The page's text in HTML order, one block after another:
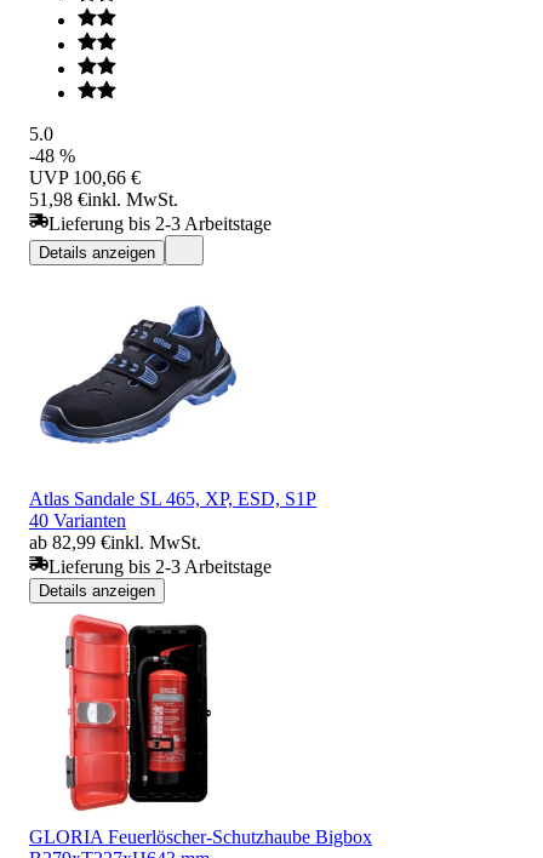
5.0
-48 %
UVP 100,66 €
51,98 €inkl. MwSt.
Lieferung bis 2-3 Arbeitstage
Details anzeigen
Atlas Sandale SL 465, XP, ESD, S1P
40 Varianten
ab 82,99 €inkl. MwSt.
Lieferung bis 2-3 Arbeitstage
Details anzeigen
GLORIA Feuerlöscher-Schutzhaube Bigbox